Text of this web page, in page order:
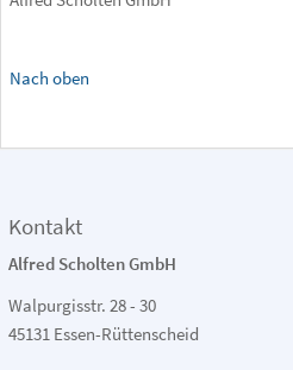
Nach oben
Kontakt
Alfred Scholten GmbH
Walpurgisstr. 28 - 30
45131 Essen-Rüttenscheid